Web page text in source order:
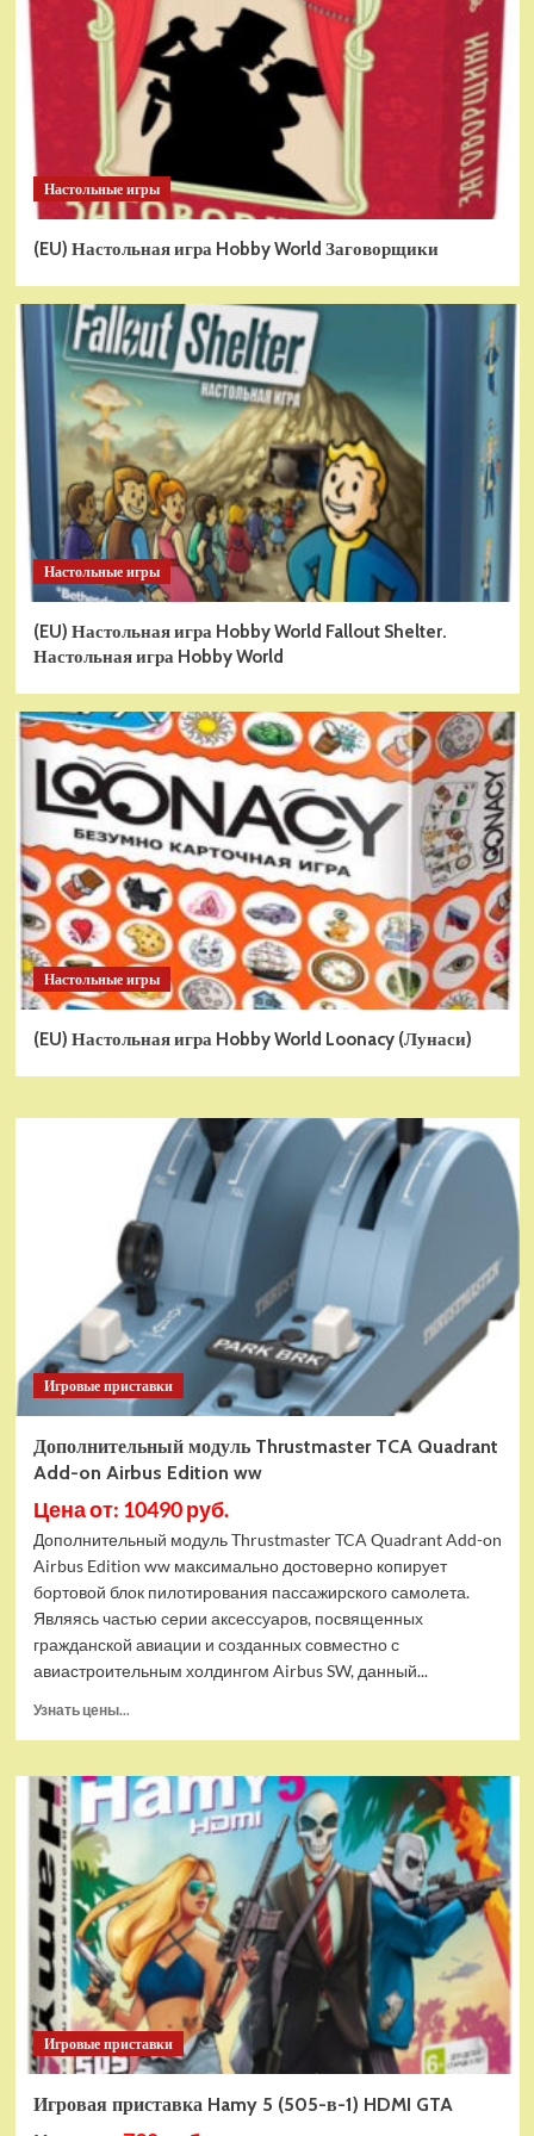
Настольные игры
(EU) Настольная игра Hobby World Заговорщики
Настольные игры
(EU) Настольная игра Hobby World Fallout Shelter.
Настольная игра Hobby World
Настольные игры
(EU) Настольная игра Hobby World Loonacy (Лунаси)
Игровые приставки
Дополнительный модуль Thrustmaster TCA Quadrant
Add-on Airbus Edition ww
Цена от: 10490 руб.
Дополнительный модуль Thrustmaster TCA Quadrant Add-on
Airbus Edition ww максимально достоверно копирует
бортовой блок пилотирования пассажирского самолета.
Являясь частью серии аксессуаров, посвященных
гражданской авиации и созданных совместно с
авиастроительным холдингом Airbus SW, данный...
Узнать цены...
Дополнительный
модуль
Thrustmaster
Quadrant
Add-
on
Airbus
Edition
ww
Игровые приставки
Игровая приставка Hamy 5 (505-в-1) HDMI GTA